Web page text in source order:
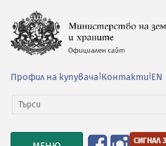
Профил на купувача Контакти EN
СИГНАЛ